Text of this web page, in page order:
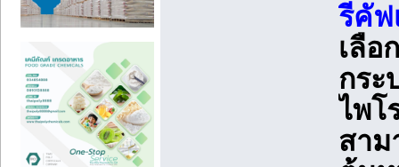
รีคัฟ
เลือ
กระ
ไพโ
สาม